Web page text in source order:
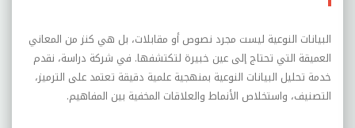
البيانات النوعية ليست مجرد نصوص أو مقابلات، بل هي كنز من المعاني
العميقة التي تحتاج إلى عين خبيرة لتكتشفها. في شركة دراسة، نقدم
خدمة تحليل البيانات النوعية بمنهجية علمية دقيقة تعتمد على الترميز،
التصنيف، واستخلاص الأنماط والعلاقات المخفية بين المفاهيم.